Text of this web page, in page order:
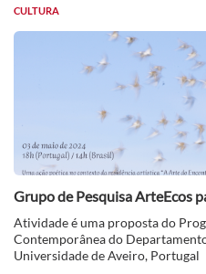
CULTURA
Grupo de Pesquisa ArteEcos
Atividade é uma proposta do
Contemporânea do
Universidade de Aveiro, Portugal